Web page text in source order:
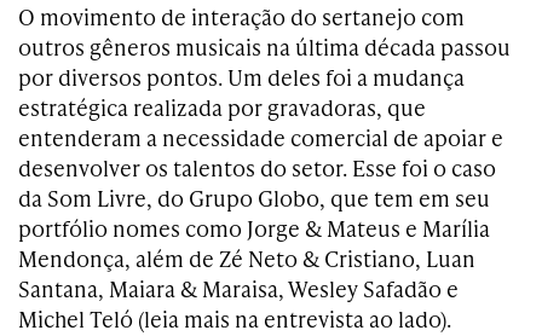
O movimento de interação do sertanejo com
outros gêneros musicais na última década passou
por diversos pontos. Um deles foi a mudança
estratégica realizada por gravadoras, que
entenderam a necessidade comercial de apoiar e
desenvolver os talentos do setor. Esse foi o caso
da Som Livre, do Grupo Globo, que tem em seu
portfólio nomes como Jorge & Mateus e Marília
Mendonça, além de Zé Neto & Cristiano, Luan
Santana, Maiara & Maraisa, Wesley Safadão e
Michel Teló (leia mais na entrevista ao lado).